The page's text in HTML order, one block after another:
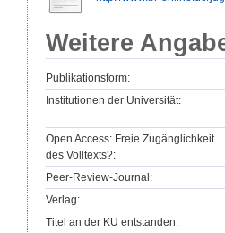
Weitere
Publikationsform:
Institutionen der Universität:
Open Access: Freie Zugänglichkeit
des Volltexts?:
Peer-Review-Journal:
Verlag:
Titel an der KU entstanden: